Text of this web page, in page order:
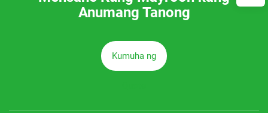
Anumang Tanong
Kumuha ng